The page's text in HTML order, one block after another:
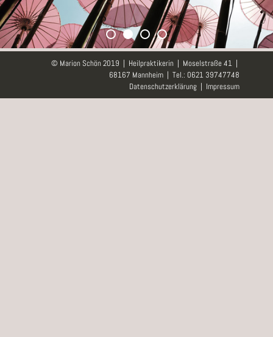
© Marion Schön 2019 | Heilpraktikerin | Moselstraße 41 |
68167 Mannheim | Tel.: 0621 39747748
Datenschutzerklärung | Impressum